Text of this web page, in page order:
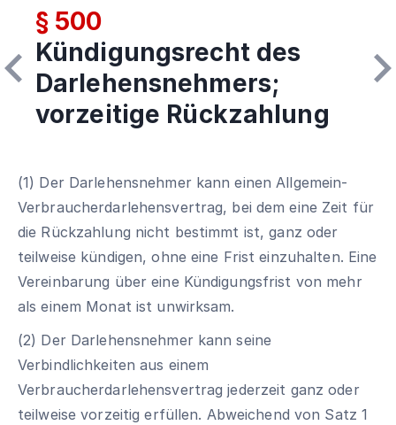
§ 500
Kündigungsrecht des
Darlehensnehmers;
vorzeitige Rückzahlung
(1) Der Darlehensnehmer kann einen Allgemein-
Verbraucherdarlehensvertrag, bei dem eine Zeit für
die Rückzahlung nicht bestimmt ist, ganz oder
teilweise kündigen, ohne eine Frist einzuhalten. Eine
Vereinbarung über eine Kündigungsfrist von mehr
als einem Monat ist unwirksam.
(2) Der Darlehensnehmer kann seine
Verbindlichkeiten aus einem
Verbraucherdarlehensvertrag jederzeit ganz oder
teilweise vorzeitig erfüllen. Abweichend von Satz 1